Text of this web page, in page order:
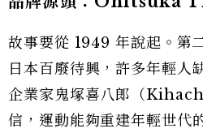
故事要從 1949 年說起。第
日本百廢待興，許多年輕人
企業家鬼塚喜八郎（
信，運動能夠重建年輕世代